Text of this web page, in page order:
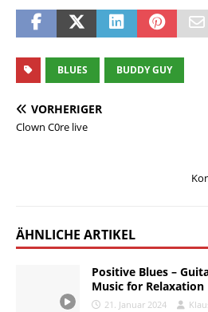
BLUES BUDDY GUY
VORHERIGER
Clown C0re live
ÄHNLICHE ARTIKEL
Positive Blues –
Music for Relaxation
21. Januar 2024